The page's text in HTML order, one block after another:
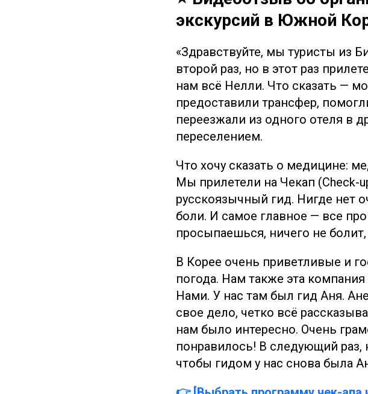
экскурсий в Южной
«Здравствуйте, мы туристы из
второй раз, но в этот раз
нам всё Нелли. Что сказать —
предоставили трансфер,
переезжали из одного отеля в
переселением.
Что хочу сказать о медицине:
Мы прилетели на Чекап (Check-
русскоязычный гид. Нигде нет
боли. И самое главное — все
просыпаешься, ничего не
В Корее очень приветливые и
погода. Нам также эта компания
Нами. У нас там был гид Аня.
свое дело, четко всё
нам было интересно. Очень
понравилось! В следующий
чтобы гидом у нас снова была